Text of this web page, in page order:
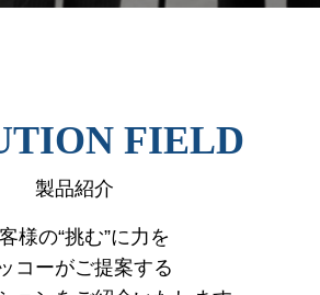
FIELD
製品紹介
様の“挑む”に力を
コーがご提案する